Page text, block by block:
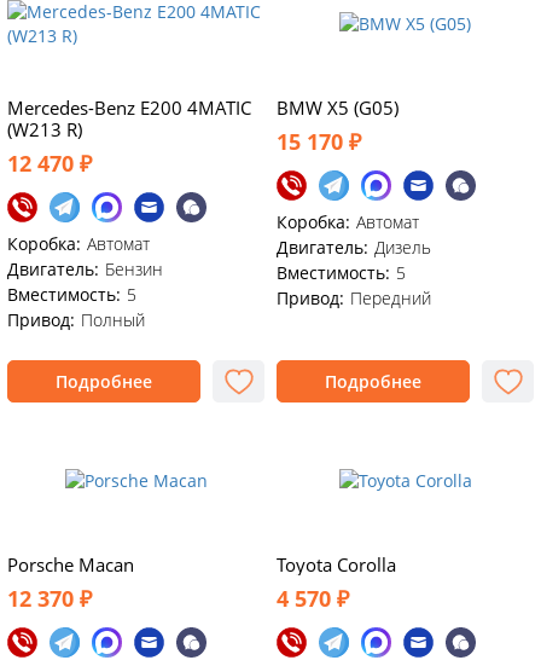
Mercedes-Benz E200 4MATIC
(W213 R)
12 470 ₽
Коробка: Автомат
Двигатель: Бензин
Вместимость: 5
Привод: Полный
Подробнее
BMW X5 (G05)
15 170 ₽
Коробка: Автомат
Двигатель: Дизель
Вместимость: 5
Привод: Передний
Подробнее
Porsche Macan
12 370 ₽
Toyota Corolla
4 570 ₽